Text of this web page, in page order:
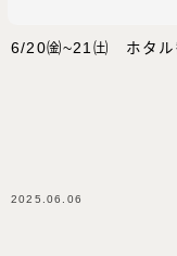
6/20㈮~21㈯ ホタル
2025.06.06